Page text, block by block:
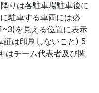
りは各駐車場駐車後に
駐車する車両には必
を見える位置に表示
証は印刷しないこと) 5
はチーム代表者及び関